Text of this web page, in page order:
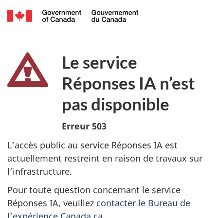
s
v
i
c
e
Le service
Réponses IA n’est
pas disponible
Erreur 503
L’accès public au service Réponses IA est
actuellement restreint en raison de travaux sur
l’infrastructure.
Pour toute question concernant le service
Réponses IA, veuillez contacter le Bureau de